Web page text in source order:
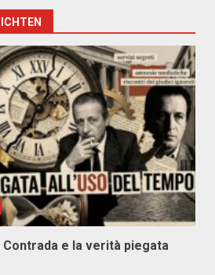
e la verità piegata